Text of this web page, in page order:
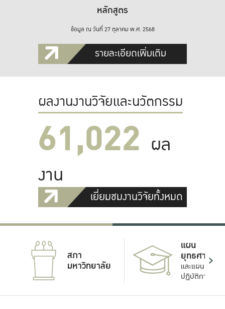
หลักสูตร
ข้อมูล ณ วันที่ 27 ตุลาคม พ.ศ. 2568
รายละเอียดเพิ่มเติม
ผลงานงานวิจัยและนวัตกรรม
61,022 ผล
งาน
เยี่ยมชมงานวิจัยทั้งหมด
สภา
มหาวิทยาลัย
แผน
ยุทธศาสตร์
และแผน
ปฏิบัติการ